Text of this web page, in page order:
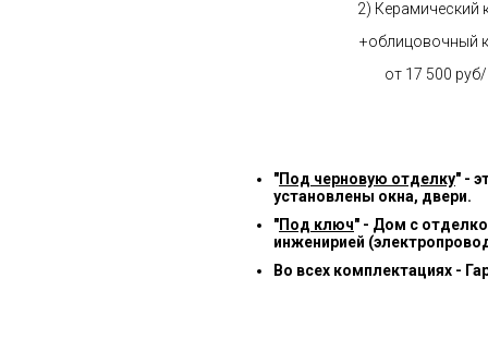
2) Керамический
+облицовочный
от 17 500
"Под черновую отделку" -
установлены окна, двери.
"Под ключ" - Дом с
инженирией
Во всех комплектациях -